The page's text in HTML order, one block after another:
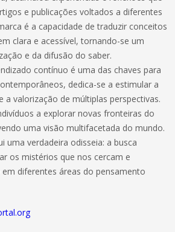
e publicações voltados a diferentes
é a capacidade de traduzir conceitos
clara e acessível, tornando-se um
e da difusão do saber.
contínuo é uma das chaves para
dedica-se a estimular a
a valorização de múltiplas perspectivas.
a explorar novas fronteiras do
uma visão multifacetada do mundo.
uma verdadeira odisseia: a busca
os mistérios que nos cercam e
diferentes áreas do pensamento